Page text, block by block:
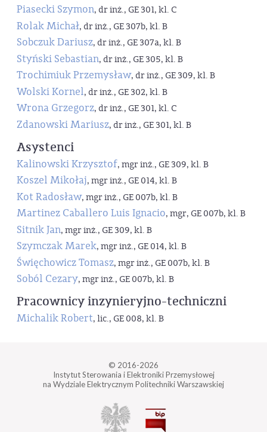
Piasecki Szymon, dr inż., GE 301, kl. C
Rolak Michał, dr inż., GE 307b, kl. B
Sobczuk Dariusz, dr inż., GE 307a, kl. B
Styński Sebastian, dr inż., GE 305, kl. B
Trochimiuk Przemysław, dr inż., GE 309, kl. B
Wolski Kornel, dr inż., GE 302, kl. B
Wrona Grzegorz, dr inż., GE 301, kl. C
Zdanowski Mariusz, dr inż., GE 301, kl. B
Asystenci
Kalinowski Krzysztof, mgr inż., GE 309, kl. B
Koszel Mikołaj, mgr inż., GE 014, kl. B
Kot Radosław, mgr inż., GE 007b, kl. B
Martinez Caballero Luis Ignacio, mgr, GE 007b, kl. B
Sitnik Jan, mgr inż., GE 309, kl. B
Szymczak Marek, mgr inż., GE 014, kl. B
Święchowicz Tomasz, mgr inż., GE 007b, kl. B
Soból Cezary, mgr inż., GE 007b, kl. B
Pracownicy inzynieryjno-techniczni
Michalik Robert, lic., GE 008, kl. B
© 2016-2026
Instytut Sterowania i Elektroniki Przemysłowej
na Wydziale Elektrycznym Politechniki Warszawskiej